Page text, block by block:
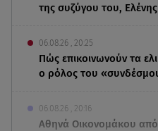
της συζύγου του,
06.08.26 , 20:25
Πώς επικοινωνούν τα
ο ρόλος του
06.08.26 , 20:16
Αθηνά Οικονομάκου